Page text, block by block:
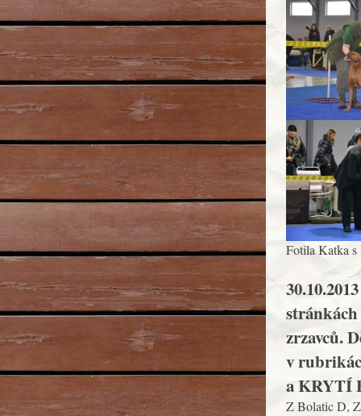
Fotila Katka
zrzavců.
v
a KRYTÍ
Z Bolatic D,